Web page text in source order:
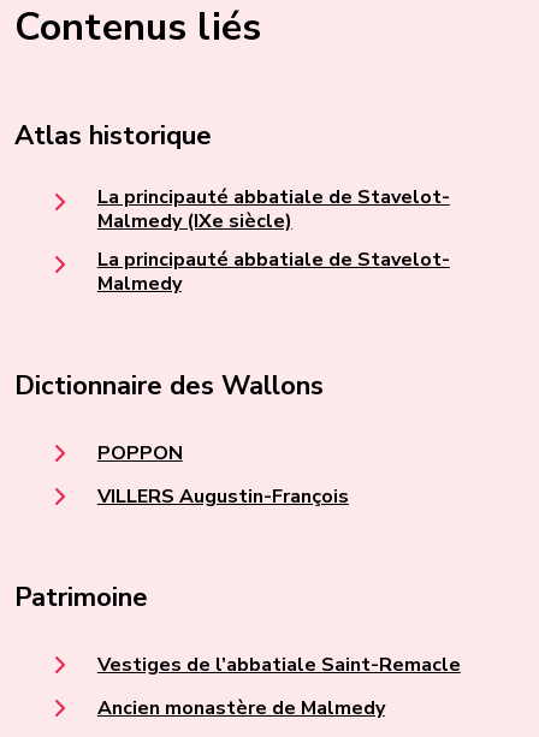
Contenus liés
Atlas historique
La principauté abbatiale de Stavelot-
Malmedy (IXe siècle)
La principauté abbatiale de Stavelot-
Malmedy
Dictionnaire des Wallons
POPPON
VILLERS Augustin-François
Patrimoine
Vestiges de l’abbatiale Saint-Remacle
Ancien monastère de Malmedy